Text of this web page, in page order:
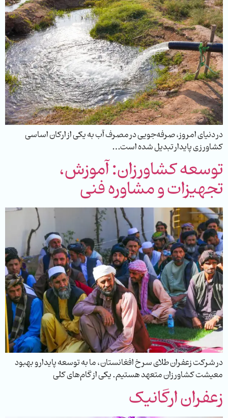
در دنیای امروز، صرفه‌جویی در مصرف آب به یکی از ارکان اساسی
کشاورزی پایدار تبدیل شده است…
توسعه کشاورزان: آموزش،
تجهیزات و مشاوره فنی
در شرکت زعفران طلای سرخ افغانستان، ما به توسعه پایدار و بهبود
معیشت کشاورزان متعهد هستیم. یکی از گام‌های کلی
زعفران ارگانیک